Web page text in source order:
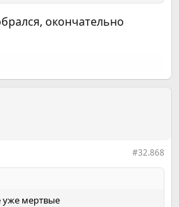
окончательно
#32.868
уже мертвые